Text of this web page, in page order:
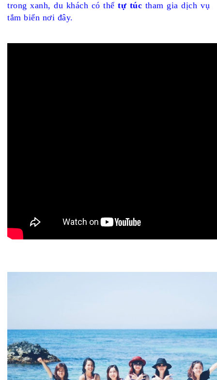
trong xanh, du khách có thểtự túc tham gia dịch vụ
tắm biển nơi đây.